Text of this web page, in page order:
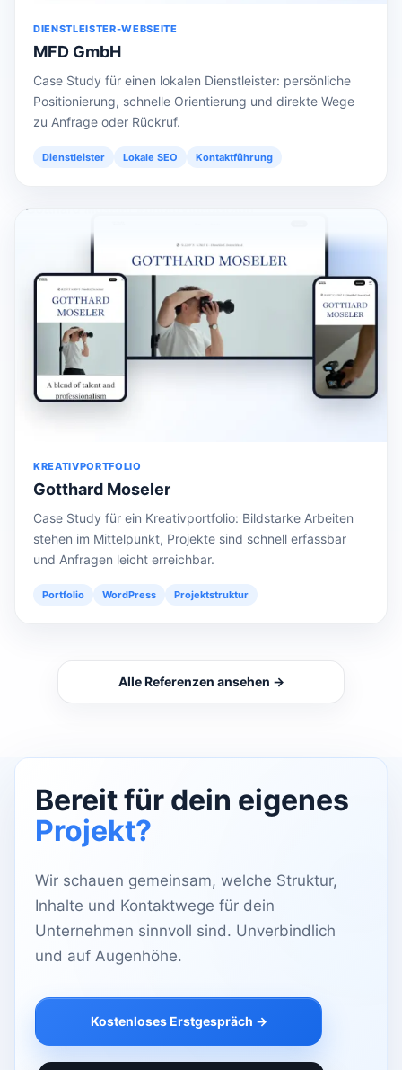
DIENSTLEISTER-WEBSEITE
MFD GmbH
Case Study für einen lokalen Dienstleister: persönliche
Positionierung, schnelle Orientierung und direkte Wege
zu Anfrage oder Rückruf.
Dienstleister Lokale SEO Kontaktführung
KREATIVPORTFOLIO
Gotthard Moseler
Case Study für ein Kreativportfolio: Bildstarke Arbeiten
stehen im Mittelpunkt, Projekte sind schnell erfassbar
und Anfragen leicht erreichbar.
Portfolio WordPress Projektstruktur
Alle Referenzen ansehen →
Bereit für dein eigenes
Projekt?
Wir schauen gemeinsam, welche Struktur,
Inhalte und Kontaktwege für dein
Unternehmen sinnvoll sind. Unverbindlich
und auf Augenhöhe.
Kostenloses Erstgespräch →